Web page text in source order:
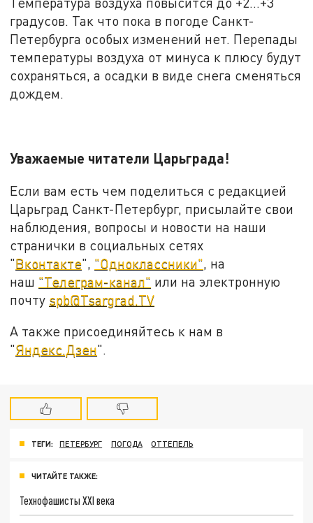
градусов. Так что пока в погоде Санкт-
Петербурга особых изменений нет. Перепады
температуры воздуха от минуса к плюсу будут
сохраняться, а осадки в виде снега сменяться
дождем.
Уважаемые читатели Царьграда!
Если вам есть чем поделиться с редакцией
Царьград Санкт-Петербург, присылайте свои
наблюдения, вопросы и новости на наши
странички в социальных сетях
"Вконтакте", "Одноклассники" , на
наш "Телеграм-канал" или на электронную
почту spb@Tsargrad.TV
А также присоединяйтесь к нам в
"Яндекс.Дзен".
ТЕГИ: ПЕТЕРБУРГ ПОГОДА ОТТЕПЕЛЬ
ЧИТАЙТЕ ТАКЖЕ:
Технофашисты XXI века